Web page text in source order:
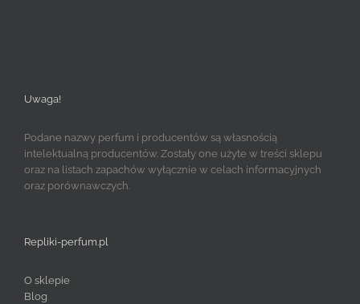
Uwaga!
Podane nazwy perfum i producentów są własnością
intelektualną producentów. Zostały one użyte w treści sklepu
oraz na listach zapachów wyłącznie w celach informacyjnych
oraz porównawczych.
Repliki-perfum.pl
O sklepie
Blog